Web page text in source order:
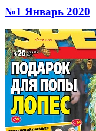
№1 Январь 2020